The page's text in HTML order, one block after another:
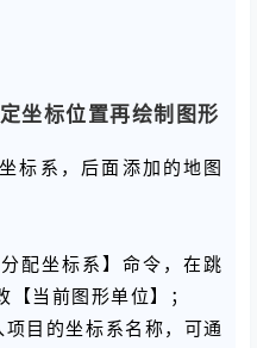
坐标位置再绘制图形
标系，后面添加的地图
配坐标系】命令，在跳
当前图形单位】；
目的坐标系名称，可通